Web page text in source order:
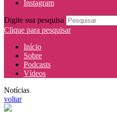
Instagram
Digite sua pesquisa
Clique para pesquisar
Início
Sobre
Podcasts
Vídeos
Notícias
voltar